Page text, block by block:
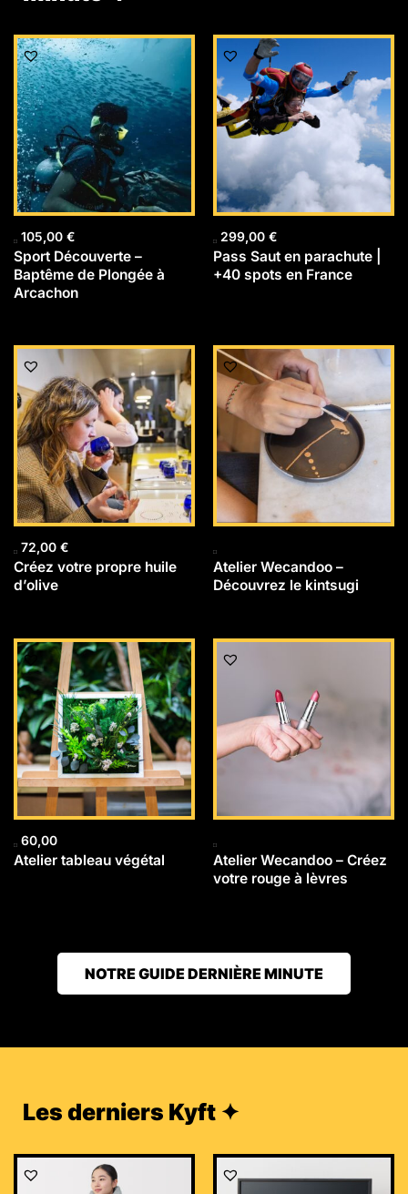
105,00 €
Sport Découverte –
Baptême de Plongée à
Arcachon
299,00 €
Pass Saut en parachute |
+40 spots en France
72,00 €
Créez votre propre huile
d’olive
Atelier Wecandoo –
Découvrez le kintsugi
60,00
Atelier tableau végétal
Atelier Wecandoo – Créez
votre rouge à lèvres
NOTRE GUIDE DERNIÈRE MINUTE
Les derniers Kyft ✦